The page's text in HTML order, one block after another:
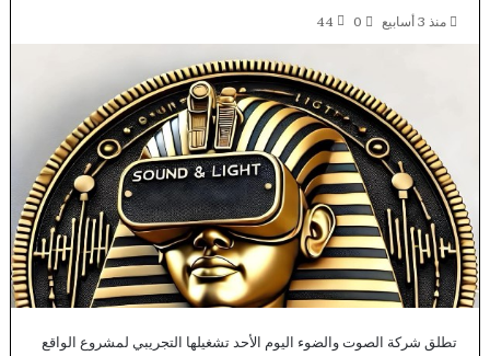
منذ 3 أسابيع 0
44
تطلق شركة الصوت والضوء اليوم الأحد تشغيلها التجريبي لمشروع الواقع